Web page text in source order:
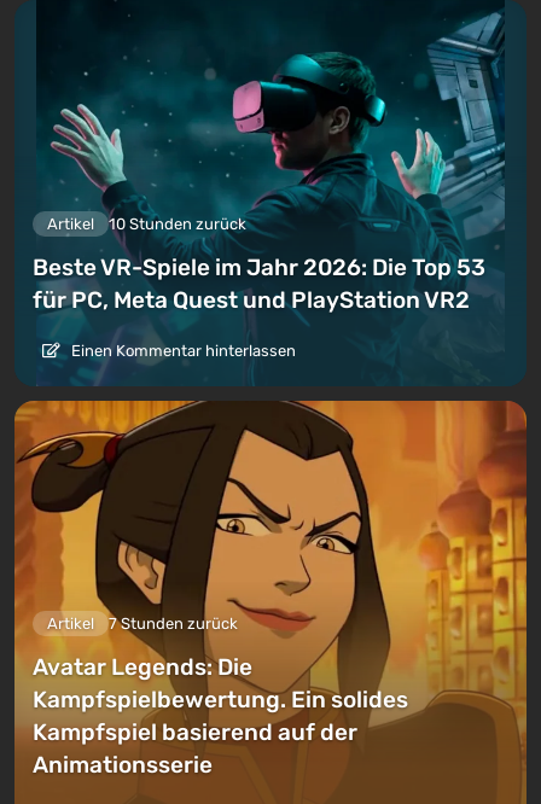
Artikel 10 Stunden zurück
Beste VR-Spiele im Jahr 2026: Die Top 53
für PC, Meta Quest und PlayStation VR2
Einen Kommentar hinterlassen
Artikel 7 Stunden zurück
Avatar Legends: Die
Kampfspielbewertung. Ein solides
Kampfspiel basierend auf der
Animationsserie